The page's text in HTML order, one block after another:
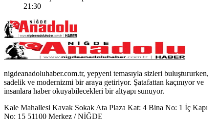
21:30
nigdeanadoluhaber.com.tr, yepyeni temasıyla sizleri buluştururken,
sadelik ve modernizmi bir araya getiriyor. Şatafattan kaçınıyor ve
insanlara haber okuyabilecekleri bir altyapı sunuyor.
Kale Mahallesi Kavak Sokak Ata Plaza Kat: 4 Bina No: 1 İç Kapı
No: 15 51100 Merkez / NİĞDE